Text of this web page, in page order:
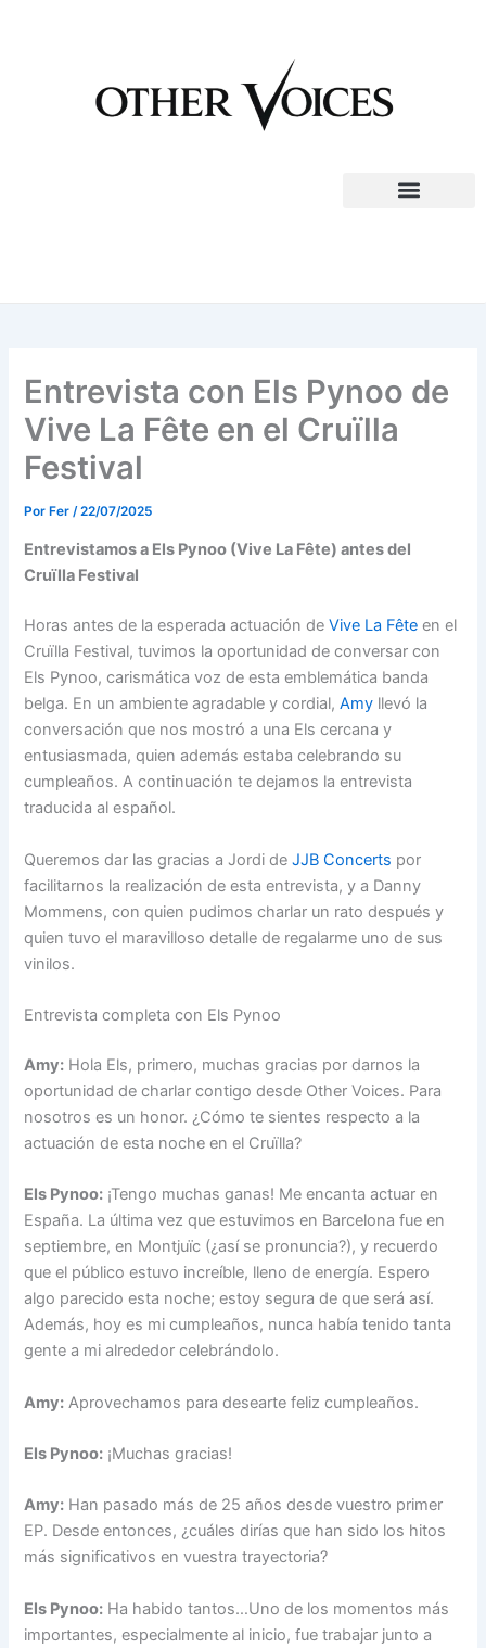
Entrevista con Els Pynoo de
Vive La Fête en el Cruïlla
Festival
PorFer/22/07/2025
Entrevistamos a Els Pynoo (Vive La Fête) antes del
Cruïlla Festival
Horas antes de la esperada actuación deVive La Fête en el
Cruïlla Festival, tuvimos la oportunidad de conversar con
Els Pynoo, carismática voz de esta emblemática banda
belga. En un ambiente agradable y cordial,Amy llevó la
conversación que nos mostró a una Els cercana y
entusiasmada, quien además estaba celebrando su
cumpleaños. A continuación te dejamos la entrevista
traducida al español.
Queremos dar las gracias a Jordi deJJB Concerts por
facilitarnos la realización de esta entrevista, y a Danny
Mommens, con quien pudimos charlar un rato después y
quien tuvo el maravilloso detalle de regalarme uno de sus
vinilos.
Entrevista completa con Els Pynoo
Amy: Hola Els, primero, muchas gracias por darnos la
oportunidad de charlar contigo desde Other Voices. Para
nosotros es un honor. ¿Cómo te sientes respecto a la
actuación de esta noche en el Cruïlla?
Els Pynoo: ¡Tengo muchas ganas! Me encanta actuar en
España. La última vez que estuvimos en Barcelona fue en
septiembre, en Montjuïc (¿así se pronuncia?), y recuerdo
que el público estuvo increíble, lleno de energía. Espero
algo parecido esta noche; estoy segura de que será así.
Además, hoy es mi cumpleaños, nunca había tenido tanta
gente a mi alrededor celebrándolo.
Amy: Aprovechamos para desearte feliz cumpleaños.
Els Pynoo: ¡Muchas gracias!
Amy: Han pasado más de 25 años desde vuestro primer
EP. Desde entonces, ¿cuáles dirías que han sido los hitos
más significativos en vuestra trayectoria?
Els Pynoo: Ha habido tantos…Uno de los momentos más
importantes, especialmente al inicio, fue trabajar junto a